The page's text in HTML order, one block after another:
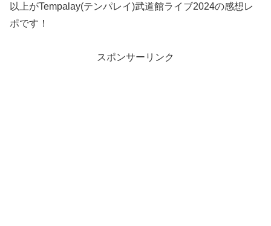
以上がTempalay(テンパレイ)武道館ライブ2024の感想レ
ポです！
スポンサーリンク